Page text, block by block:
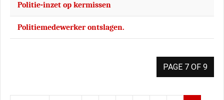
Politie-inzet op kermissen
Politiemedewerker ontslagen.
PAGE 7 OF 9